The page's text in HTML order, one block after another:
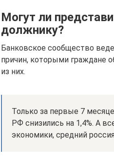
Могут ли
должнику?
Банковское сообщество
причин, которыми граждане
из них.
Только за первые 7
РФ снизились на 1,4%. А
экономики, средний